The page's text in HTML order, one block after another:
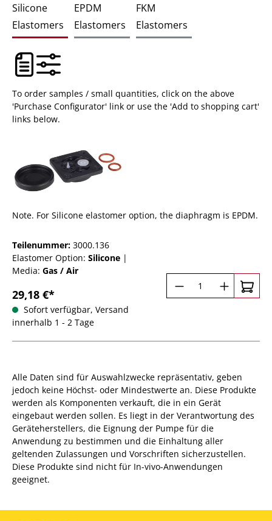
Silicone
Elastomers
EPDM
Elastomers
FKM
Elastomers
To order samples / small quantities, click on the above
'Purchase Configurator' link or use the 'Add to shopping cart'
links below.
Note. For Silicone elastomer option, the diaphragm is EPDM.
Teilenummer: 3000.136
Elastomer Option: Silicone |
Media: Gas / Air
29,18 €*
Sofort verfügbar, Versand
innerhalb 1 - 2 Tage
Produkt
Alle Daten sind für Auswahlzwecke repräsentativ, geben
jedoch keine Höchst- oder Mindestwerte an. Diese Produkte
werden als Komponenten verkauft, die in ein Gerät
eingebaut werden sollen. Es liegt in der Verantwortung des
Geräteherstellers, die Eignung der Pumpe für die
Anwendung zu bestimmen und die Einhaltung aller
geltenden Zulassungen und Vorschriften sicherzustellen.
Diese Produkte sind nicht für In-vivo-Anwendungen
geeignet.